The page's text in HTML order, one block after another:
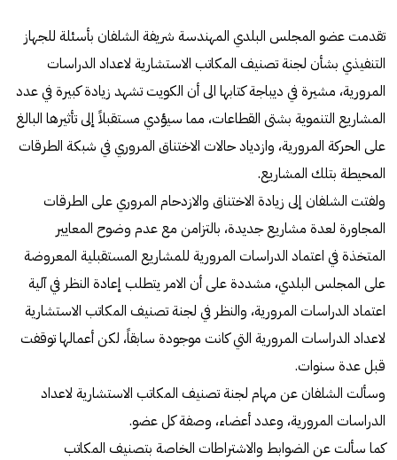
تقدمت عضو المجلس البلدي المهندسة شريفة الشلفان بأسئلة للجهاز
التنفيذي بشأن لجنة تصنيف المكاتب الاستشارية لاعداد الدراسات
المرورية، مشيرة في ديباجة كتابها الى أن الكويت تشهد زيادة كبيرة في عدد
المشاريع التنموية بشتى القطاعات، مما سيؤدي مستقبلاً إلى تأثيرها البالغ
على الحركة المرورية، وازدياد حالات الاختناق المروري في شبكة الطرقات
المحيطة بتلك المشاريع.
ولفتت الشلفان إلى زيادة الاختناق والازدحام المروري على الطرقات
المجاورة لعدة مشاريع جديدة، بالتزامن مع عدم وضوح المعايير
المتخذة في اعتماد الدراسات المرورية للمشاريع المستقبلية المعروضة
على المجلس البلدي، مشددة على أن الامر يتطلب إعادة النظر في آلية
اعتماد الدراسات المرورية، والنظر في لجنة تصنيف المكاتب الاستشارية
لاعداد الدراسات المرورية التي كانت موجودة سابقاً، لكن أعمالها توقفت
قبل عدة سنوات.
وسألت الشلفان عن مهام لجنة تصنيف المكاتب الاستشارية لاعداد
الدراسات المرورية، وعدد أعضاء، وصفة كل عضو.
كما سألت عن الضوابط والاشتراطات الخاصة بتصنيف المكاتب